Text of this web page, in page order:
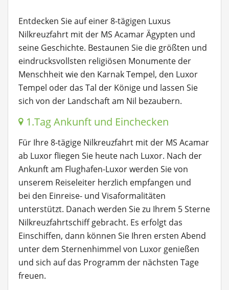
Entdecken Sie auf einer 8-tägigen Luxus
Nilkreuzfahrt mit der MS Acamar Ägypten und
seine Geschichte. Bestaunen Sie die größten und
eindrucksvollsten religiösen Monumente der
Menschheit wie den Karnak Tempel, den Luxor
Tempel oder das Tal der Könige und lassen Sie
sich von der Landschaft am Nil bezaubern.
1.Tag Ankunft und Einchecken
Für Ihre 8-tägige Nilkreuzfahrt mit der MS Acamar
ab Luxor fliegen Sie heute nach Luxor. Nach der
Ankunft am Flughafen-Luxor werden Sie von
unserem Reiseleiter herzlich empfangen und
bei den Einreise- und Visaformalitäten
unterstützt. Danach werden Sie zu Ihrem 5 Sterne
Nilkreuzfahrtschiff gebracht. Es erfolgt das
Einschiffen, dann können Sie Ihren ersten Abend
unter dem Sternenhimmel von Luxor genießen
und sich auf das Programm der nächsten Tage
freuen.